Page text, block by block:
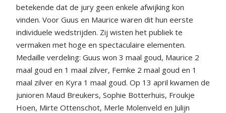
betekende dat de jury geen enkele afwijking kon
vinden. Voor Guus en Maurice waren dit hun eerste
individuele wedstrijden. Zij wisten het publiek te
vermaken met hoge en spectaculaire elementen.
Medaille verdeling: Guus won 3 maal goud, Maurice 2
maal goud en 1 maal zilver, Femke 2 maal goud en 1
maal zilver en Kyra 1 maal goud. Op 13 april kwamen de
junioren Maud Breukers, Sophie Botterhuis, Froukje
Hoen, Mirte Ottenschot, Merle Molenveld en Julijn